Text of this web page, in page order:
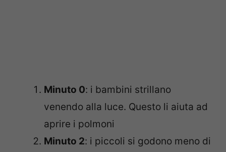
Minuto 0: i bambini strillano
venendo alla luce. Questo li aiuta ad
aprire i polmoni
Minuto 2: i piccoli si godono meno di